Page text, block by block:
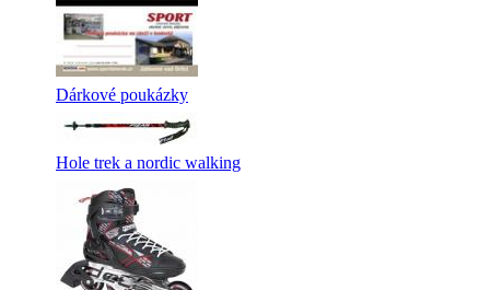
Dárkové poukázky
Hole trek a nordic walking